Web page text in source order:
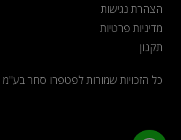
הצהרת נגישות
מדיניות פרטיות
תקנון
כל הזכויות שמורות לפטפרו סחר בע"מ